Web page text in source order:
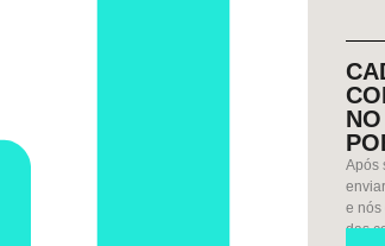
Após
e nós
das